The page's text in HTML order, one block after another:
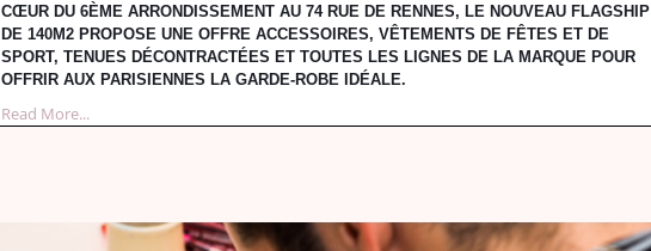
CŒUR DU 6ÈME ARRONDISSEMENT AU 74 RUE DE RENNES, LE NOUVEAU FLAGSHIP
DE 140M2 PROPOSE UNE OFFRE ACCESSOIRES, VÊTEMENTS DE FÊTES ET DE
SPORT, TENUES DÉCONTRACTÉES ET TOUTES LES LIGNES DE LA MARQUE POUR
OFFRIR AUX PARISIENNES LA GARDE-ROBE IDÉALE.
Read More...